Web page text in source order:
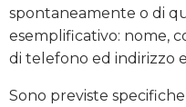
spontaneamente o di
esemplificativo: nome,
di telefono ed indirizzo
Sono previste